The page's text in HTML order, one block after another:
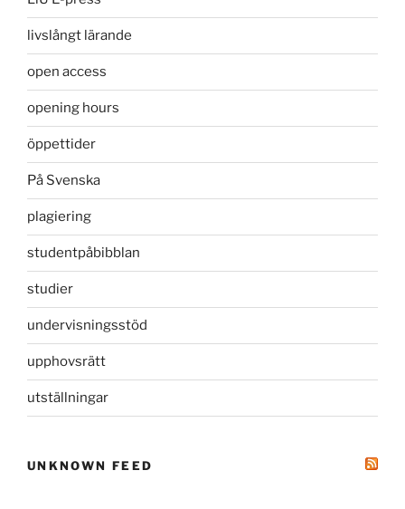
livslångt lärande
open access
opening hours
öppettider
På Svenska
plagiering
studentpåbibblan
studier
undervisningsstöd
upphovsrätt
utställningar
UNKNOWN FEED